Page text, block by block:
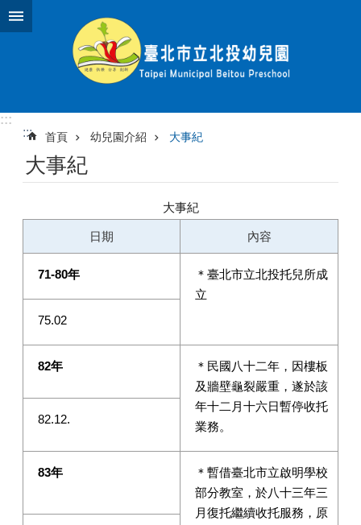
跳到主要內容區塊
:::
:::
首頁 幼兒園介紹 大事紀
大事紀
大事紀
日期 內容
71-80年
＊臺北市立北投托兒所成
立
75.02
82年
＊民國八十二年，因樓板
及牆壁龜裂嚴重，遂於該
年十二月十六日暫停收托
業務。
82.12.
83年
＊暫借臺北市立啟明學校
部分教室，於八十三年三
月復托繼續收托服務，原